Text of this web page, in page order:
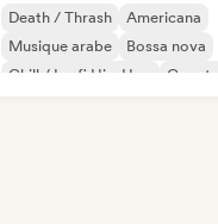
Death / Thrash
Americana
Musique arabe
Bossa nova
Chill / Lo-fi Hip-Hop
Country